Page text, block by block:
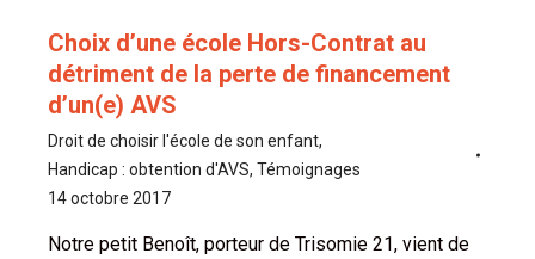
Choix d’une école Hors-Contrat au
détriment de la perte de financement
d’un(e) AVS
Droit de choisir l'école de son enfant,
Handicap : obtention d'AVS, Témoignages
14 octobre 2017
Notre petit Benoît, porteur de Trisomie 21, vient de